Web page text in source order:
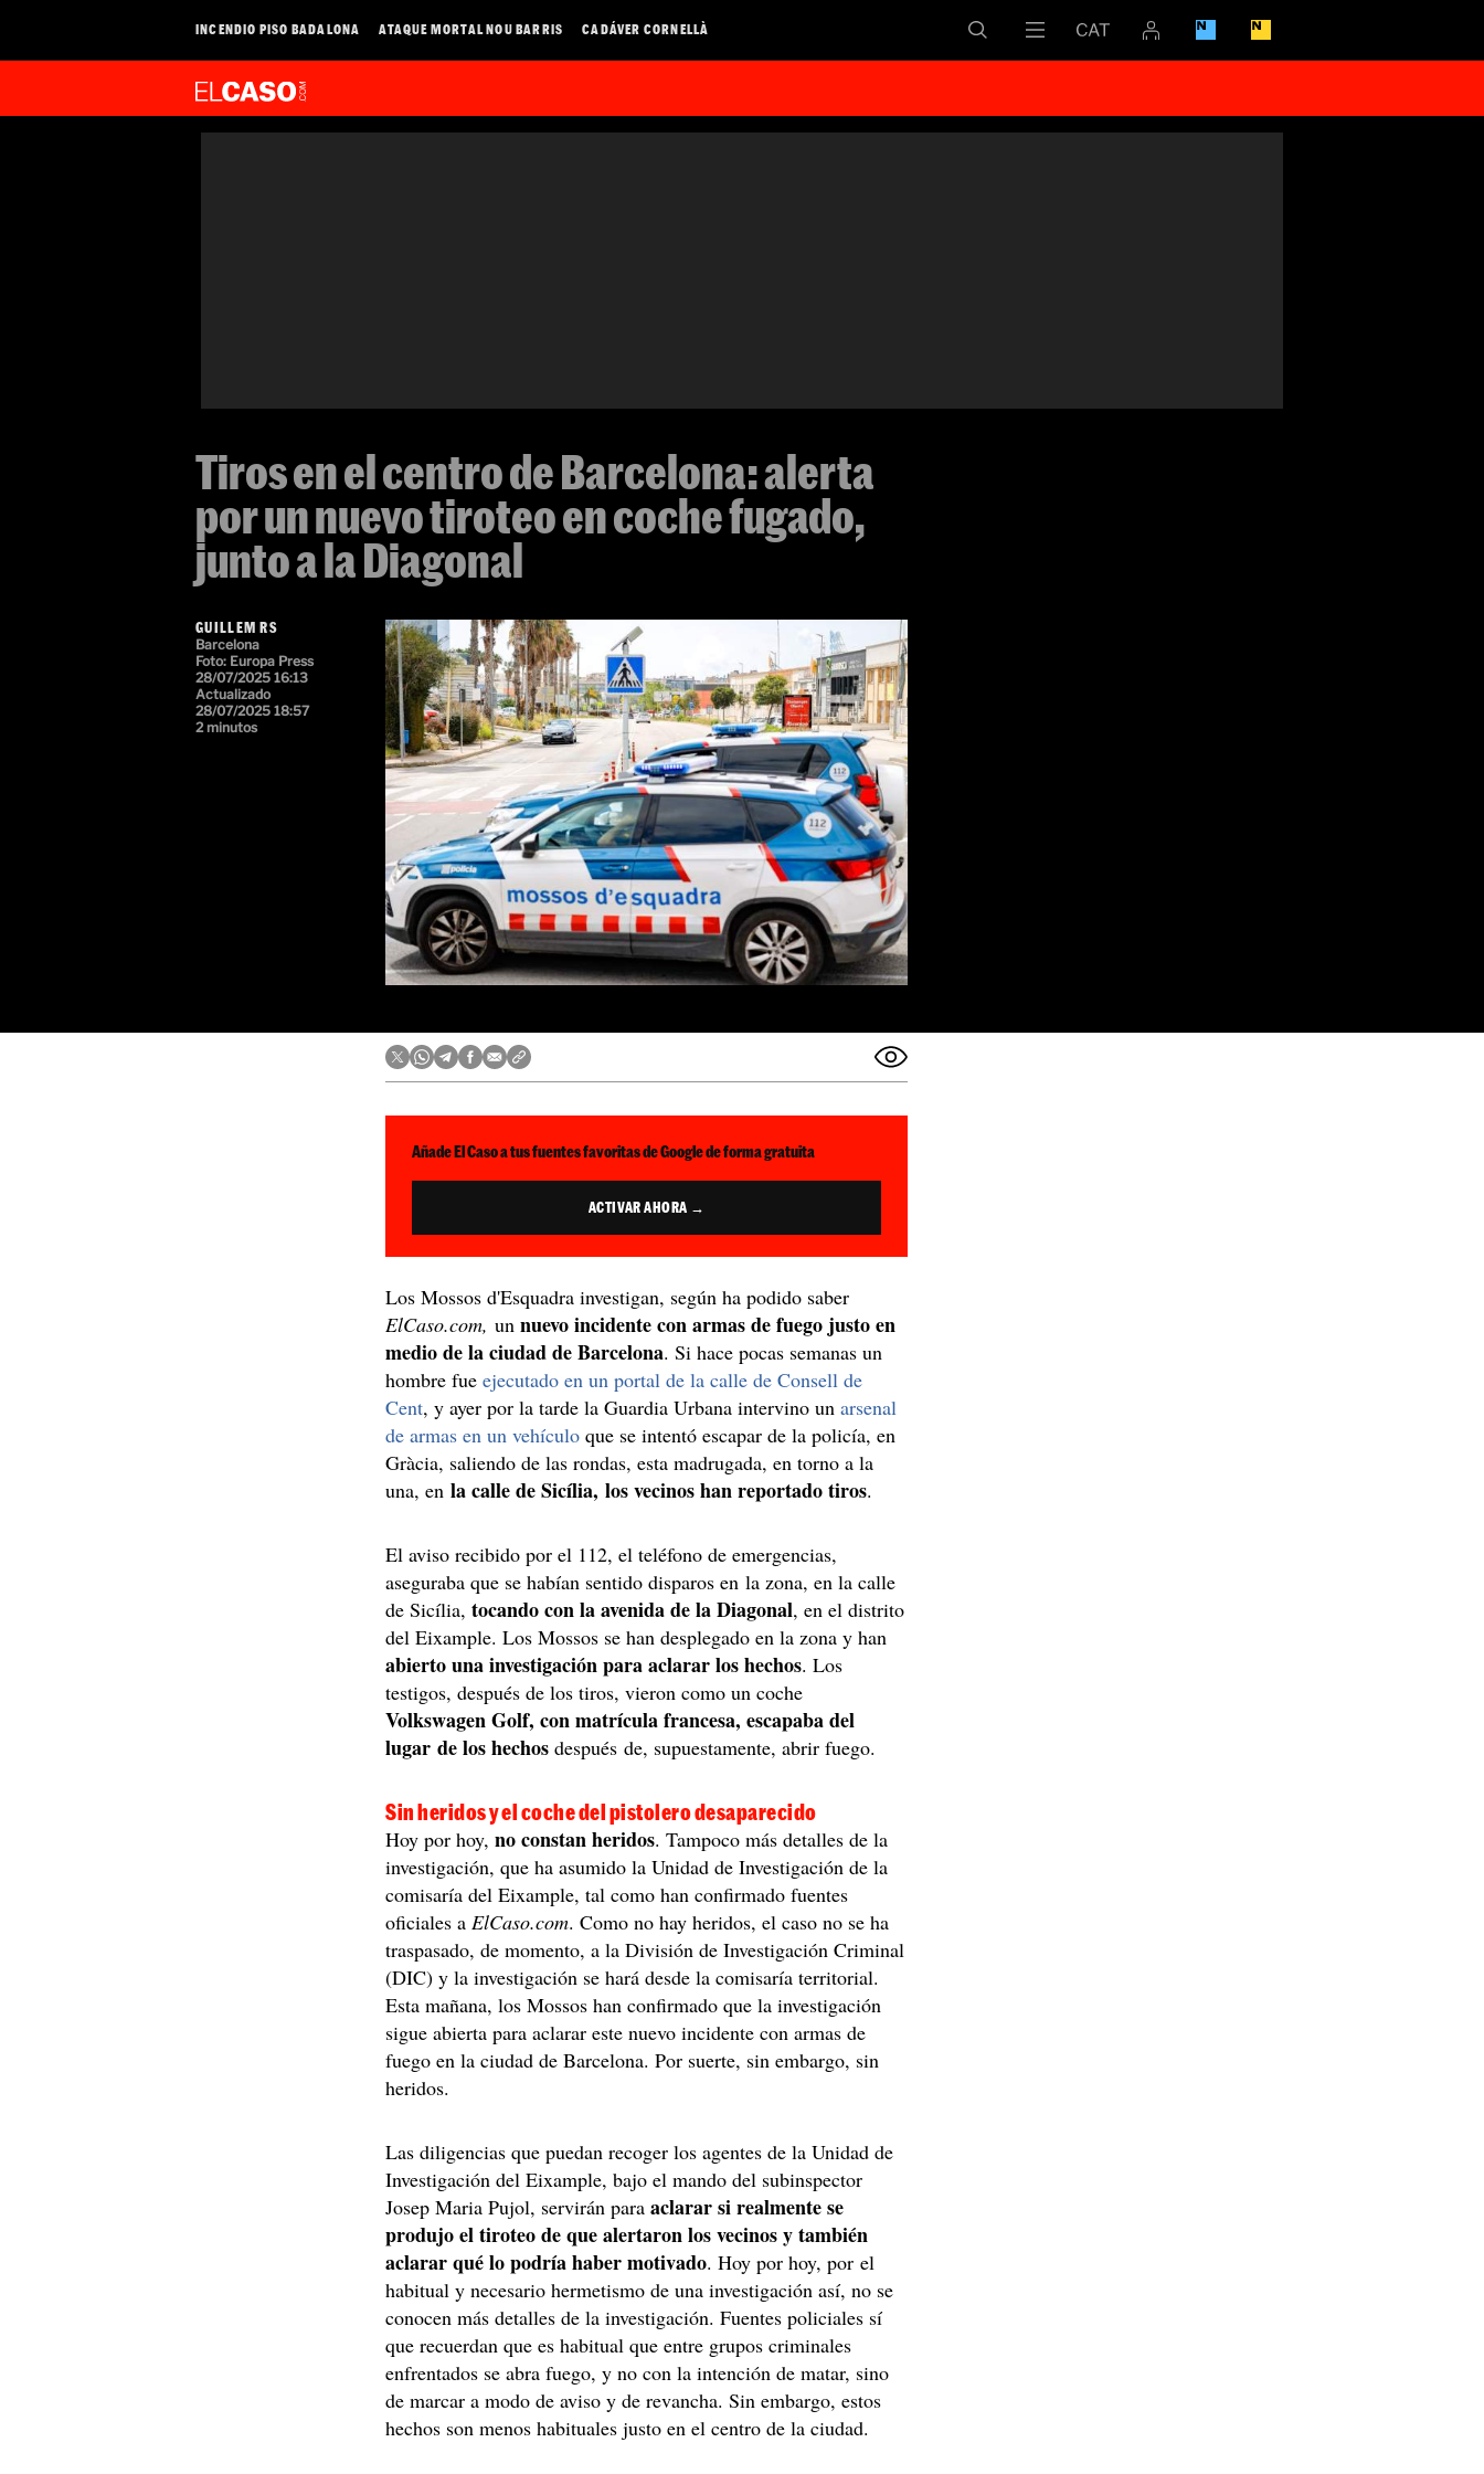
INCENDIO PISO BADALONA ATAQUE MORTAL NOU BARRIS CADÁVER CORNELLÀ
Tiros en el centro de Barcelona: alerta
por un nuevo tiroteo en coche fugado,
junto a la Diagonal
GUILLEM RS
Barcelona
Foto: Europa Press
28/07/2025 16:13
Actualizado
28/07/2025 18:57
2 minutos
Añade El Caso a tus fuentes favoritas de Google de forma gratuita
ACTIVAR AHORA →
Los Mossos d'Esquadra investigan, según ha podido saber
ElCaso.com, unnuevo incidente con armas de fuego justo en
medio de la ciudad de Barcelona. Si hace pocas semanas un
hombre fueejecutado en un portal de la calle de Consell de
Cent, y ayer por la tarde la Guardia Urbana intervino unarsenal
de armas en un vehículo que se intentó escapar de la policía, en
Gràcia, saliendo de las rondas, esta madrugada, en torno a la
una, en la calle de Sicília, los vecinos han reportado tiros.
El aviso recibido por el 112, el teléfono de emergencias,
aseguraba que se habían sentido disparos en la zona, en la calle
de Sicília,tocando con la avenida de la Diagonal, en el distrito
del Eixample. Los Mossos se han desplegado en la zona y han
abierto una investigación para aclarar los hechos. Los
testigos, después de los tiros, vieron como un coche
Volkswagen Golf, con matrícula francesa, escapaba del
lugar de los hechos después de, supuestamente, abrir fuego.
Sin heridos y el coche del pistolero desaparecido
Hoy por hoy,no constan heridos. Tampoco más detalles de la
investigación, que ha asumido la Unidad de Investigación de la
comisaría del Eixample, tal como han confirmado fuentes
oficiales aElCaso.com. Como no hay heridos, el caso no se ha
traspasado, de momento, a la División de Investigación Criminal
(DIC) y la investigación se hará desde la comisaría territorial.
Esta mañana, los Mossos han confirmado que la investigación
sigue abierta para aclarar este nuevo incidente con armas de
fuego en la ciudad de Barcelona. Por suerte, sin embargo, sin
heridos.
Las diligencias que puedan recoger los agentes de la Unidad de
Investigación del Eixample, bajo el mando del subinspector
Josep Maria Pujol, servirán paraaclarar si realmente se
produjo el tiroteo de que alertaron los vecinos y también
aclarar qué lo podría haber motivado. Hoy por hoy, por el
habitual y necesario hermetismo de una investigación así, no se
conocen más detalles de la investigación. Fuentes policiales sí
que recuerdan que es habitual que entre grupos criminales
enfrentados se abra fuego, y no con la intención de matar, sino
de marcar a modo de aviso y de revancha. Sin embargo, estos
hechos son menos habituales justo en el centro de la ciudad.